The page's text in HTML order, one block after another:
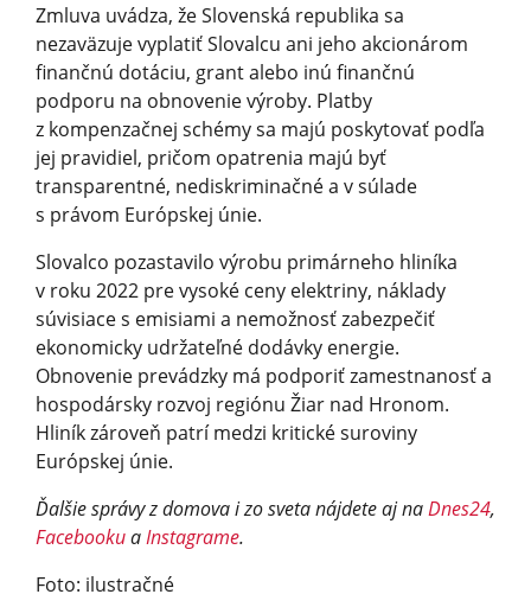
Zmluva uvádza, že Slovenská republika sa
nezaväzuje vyplatiť Slovalcu ani jeho akcionárom
finančnú dotáciu, grant alebo inú finančnú
podporu na obnovenie výroby. Platby
z kompenzačnej schémy sa majú poskytovať podľa
jej pravidiel, pričom opatrenia majú byť
transparentné, nediskriminačné a v súlade
s právom Európskej únie.
Slovalco pozastavilo výrobu primárneho hliníka
v roku 2022 pre vysoké ceny elektriny, náklady
súvisiace s emisiami a nemožnosť zabezpečiť
ekonomicky udržateľné dodávky energie.
Obnovenie prevádzky má podporiť zamestnanosť a
hospodársky rozvoj regiónu Žiar nad Hronom.
Hliník zároveň patrí medzi kritické suroviny
Európskej únie.
Ďalšie správy z domova i zo sveta nájdete aj naDnes24,
FacebookuaInstagrame.
Foto: ilustračné